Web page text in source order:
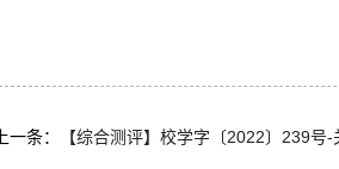
上一条： 【综合测评】校学字〔2022〕239